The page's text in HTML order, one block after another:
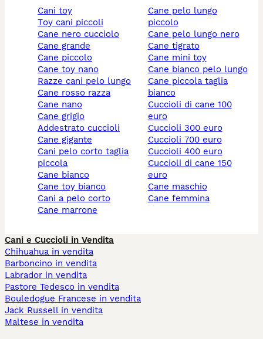
cani toy
toy cani piccoli
cane nero cucciolo
cane grande
cane piccolo
cane toy nano
razze cani pelo lungo
cane rosso razza
cane nano
cane grigio
addestrato cuccioli
cane gigante
cani pelo corto taglia
piccola
cane bianco
cane toy bianco
cani a pelo corto
cane marrone
cane pelo lungo
piccolo
cane pelo lungo nero
cane tigrato
cane mini toy
cane bianco pelo lungo
cane piccola taglia
bianco
cuccioli di cane 100
euro
cuccioli 300 euro
cuccioli 700 euro
cuccioli 400 euro
cuccioli di cane 150
euro
cane maschio
cane femmina
Cani e Cuccioli in Vendita
Chihuahua in vendita
Barboncino in vendita
Labrador in vendita
Pastore Tedesco in vendita
Bouledogue Francese in vendita
Jack Russell in vendita
Maltese in vendita